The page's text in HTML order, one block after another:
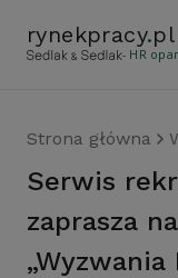
rynekpracy.pl
- HR
Strona główna
Serwis rekrutacyjny Pracuj.pl
zaprasza
„Wyzwania